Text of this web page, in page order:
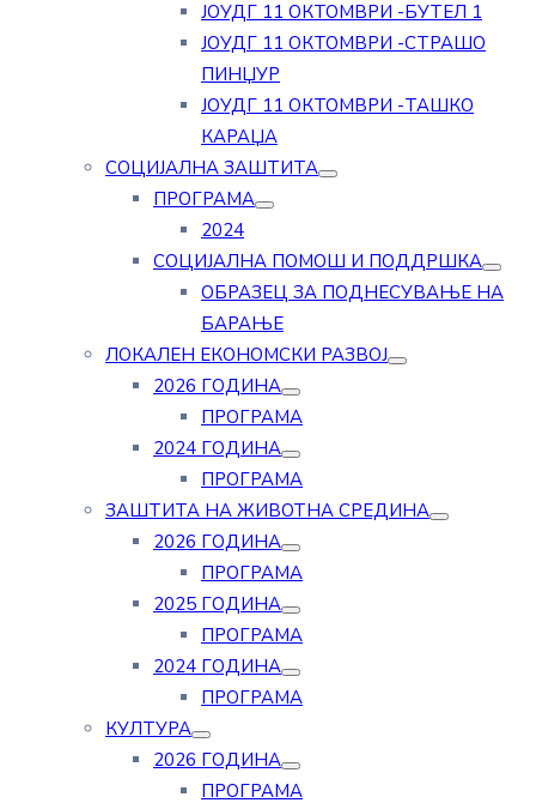
ЈОУДГ 11 ОКТОМВРИ -БУТЕЛ 1
ЈОУДГ 11 ОКТОМВРИ -СТРАШО
ПИНЏУР
ЈОУДГ 11 ОКТОМВРИ -ТАШКО
КАРАЏА
СОЦИЈАЛНА ЗАШТИТА
ПРОГРАМА
2024
СОЦИЈАЛНА ПОМОШ И ПОДДРШКА
ОБРАЗЕЦ ЗА ПОДНЕСУВАЊЕ НА
БАРАЊЕ
ЛОКАЛЕН ЕКОНОМСКИ РАЗВОЈ
2026 ГОДИНА
ПРОГРАМА
2024 ГОДИНА
ПРОГРАМА
ЗАШТИТА НА ЖИВОТНА СРЕДИНА
2026 ГОДИНА
ПРОГРАМА
2025 ГОДИНА
ПРОГРАМА
2024 ГОДИНА
ПРОГРАМА
КУЛТУРА
2026 ГОДИНА
ПРОГРАМА